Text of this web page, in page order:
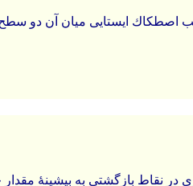
اصطکاك ایستایی میان آن
در نقاط بازگشتی به بیشینۀ